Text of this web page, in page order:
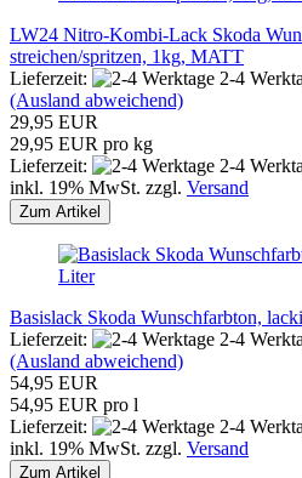
LW24 Nitro-Kombi-Lack Skoda
streichen/spritzen, 1kg, MATT
Lieferzeit:
2-4
(Ausland abweichend)
29,95 EUR
29,95 EUR pro kg
Lieferzeit:
2-4
inkl. 19% MwSt. zzgl. Versand
Zum Artikel
Basislack Skoda Wunschfarbton,
Lieferzeit:
2-4
(Ausland abweichend)
54,95 EUR
54,95 EUR pro l
Lieferzeit:
2-4
inkl. 19% MwSt. zzgl. Versand
Zum Artikel